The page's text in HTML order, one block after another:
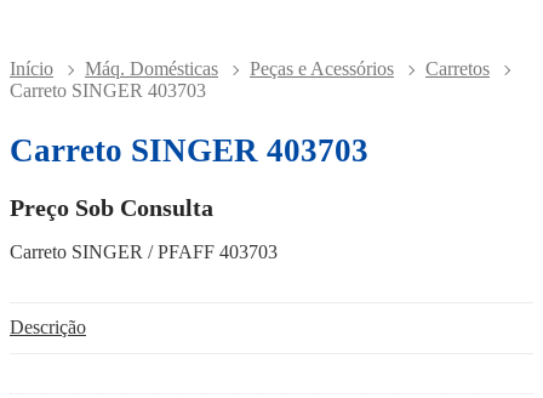
Início Máq. Domésticas Peças e Acessórios
Carretos
Carreto SINGER 403703
Carreto SINGER 403703
Preço Sob Consulta
Carreto SINGER / PFAFF 403703
Descrição